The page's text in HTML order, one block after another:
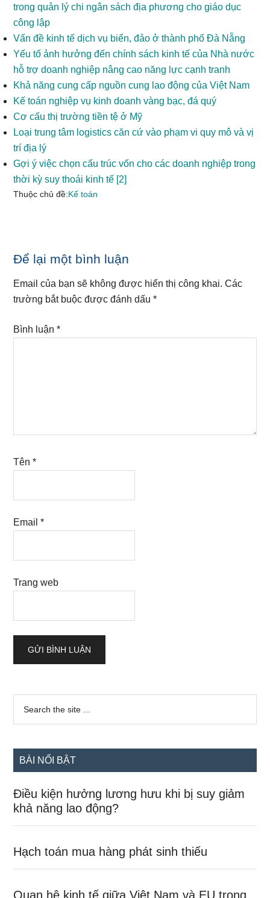
trong quản lý chi ngân sách địa phương cho giáo dục
công lập
Vấn đề kinh tế dịch vụ biển, đảo ở thành phố Đà Nẵng
Yếu tố ảnh hưởng đến chính sách kinh tế của Nhà nước
hỗ trợ doanh nghiệp nâng cao năng lực cạnh tranh
Khả năng cung cấp nguồn cung lao động của Việt Nam
Kế toán nghiệp vụ kinh doanh vàng bạc, đá quý
Cơ cấu thị trường tiền tệ ở Mỹ
Loại trung tâm logistics căn cứ vào phạm vi quy mô và vị
trí địa lý
Gợi ý việc chọn cấu trúc vốn cho các doanh nghiệp trong
thời kỳ suy thoái kinh tế [2]
Thuộc chủ đề:Kế toán
Reader
Interactions
Để lại một bình luận
Email của bạn sẽ không được hiển thị công khai. Các
trường bắt buộc được đánh dấu*
Bình luận*
Tên*
Email*
Trang web
Sidebar
chính
...
BÀI NỔI BẬT
Điều kiện hưởng lương hưu khi bị suy giảm
khả năng lao động?
Hạch toán mua hàng phát sinh thiếu
Quan hệ kinh tế giữa Việt Nam và EU trong